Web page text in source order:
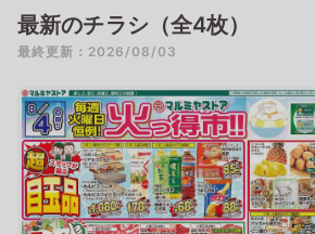
最新のチラシ（全4枚）
最終更新：2026/08/03